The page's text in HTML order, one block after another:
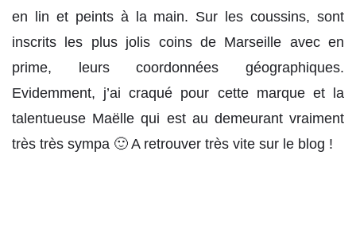
en lin et peints à la main. Sur les coussins, sont
inscrits les plus jolis coins de Marseille avec en
prime, leurs coordonnées géographiques.
Evidemment, j’ai craqué pour cette marque et la
talentueuse Maëlle qui est au demeurant vraiment
très très sympa 🙂 A retrouver très vite sur le blog !